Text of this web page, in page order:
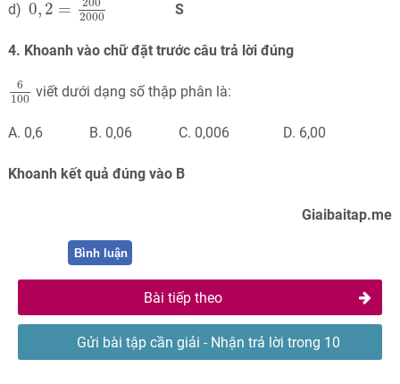
d) 0, 2 =
200
2000
S
4. Khoanh vào chữ đặt trước câu trả lời đúng
6
100
6100
viết dưới dạng số thập phân là:
A. 0,6 B. 0,06 C. 0,006 D. 6,00
Khoanh kết quả đúng vào B
Giaibaitap.me
Bình luận
Bài tiếp theo
Gửi bài tập cần giải - Nhận trả lời trong 10